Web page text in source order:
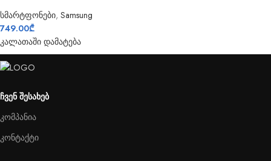
სმარტფონები, Samsung
749.00₾
კალათაში დამატება
ᲩᲕᲔᲜ ᲨᲔᲡᲐᲮᲔᲑ
კომპანია
კონტაქტი